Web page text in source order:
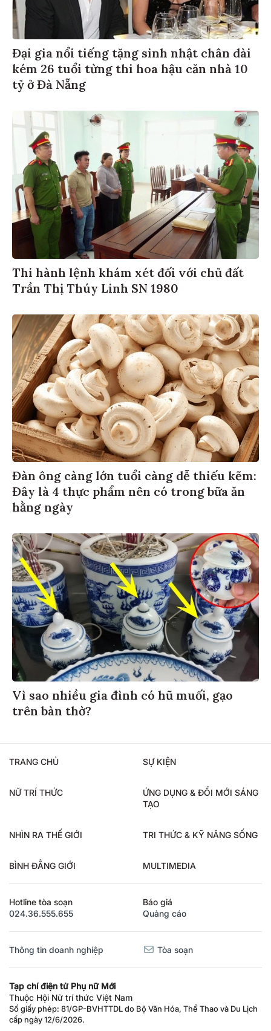
Đại gia nổi tiếng tặng sinh nhật chân dài
kém 26 tuổi từng thi hoa hậu căn nhà 10
tỷ ở Đà Nẵng
Thi hành lệnh khám xét đối với chủ đất
Trần Thị Thúy Linh SN 1980
Đàn ông càng lớn tuổi càng dễ thiếu kẽm:
Đây là 4 thực phẩm nên có trong bữa ăn
hằng ngày
Vì sao nhiều gia đình có hũ muối, gạo
trên bàn thờ?
TRANG CHỦ SỰ KIỆN
NỮ TRÍ THỨC
ỨNG DỤNG & ĐỔI MỚI SÁNG
TẠO
NHÌN RA THẾ GIỚI TRI THỨC & KỸ NĂNG SỐNG
BÌNH ĐẲNG GIỚI MULTIMEDIA
Hotline tòa soạn
024.36.555.655
Báo giá
Quảng cáo
Thông tin doanh nghiệp Tòa soạn
Tạp chí điện tử Phụ nữ Mới
Thuộc Hội Nữ trí thức Việt Nam
Số giấy phép: 81/GP-BVHTTDL do Bộ Văn Hóa, Thể Thao và Du Lịch
cấp ngày 12/6/2026.